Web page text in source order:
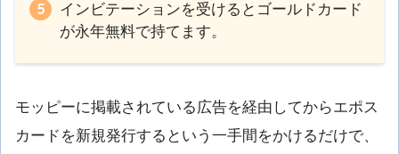
インビテーションを受けるとゴールドカード
が永年無料で持てます。
モッピーに掲載されている広告を経由してからエポス
カードを新規発行するという一手間をかけるだけで、